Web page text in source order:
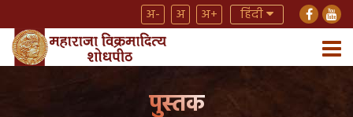
अ- अ अ+ हिंदी
पुस्तक